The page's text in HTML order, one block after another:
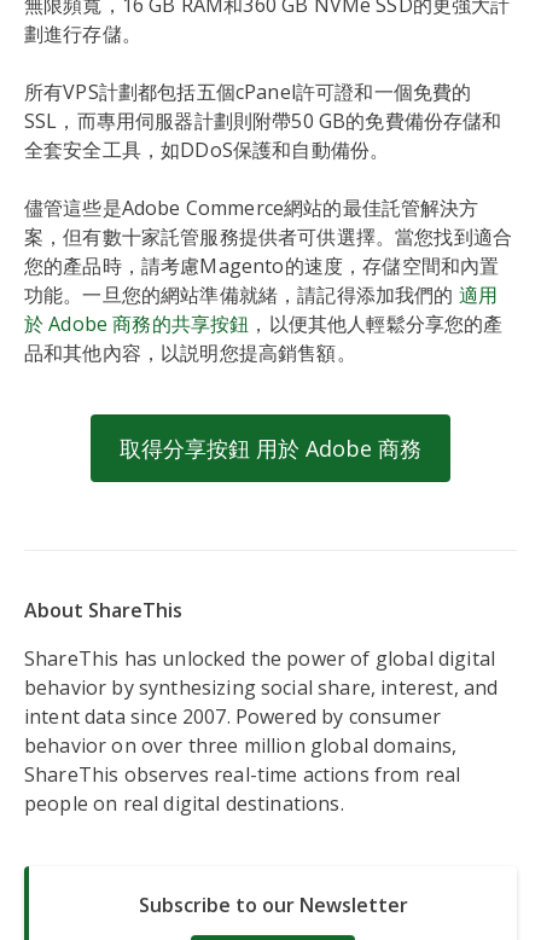
劃進行存儲。
所有VPS計劃都包括五個cPanel許可證和一個免費的
SSL，而專用伺服器計劃則附帶50 GB的免費備份存儲和
全套安全工具，如DDoS保護和自動備份。
儘管這些是Adobe Commerce網站的最佳託管解決方
案，但有數十家託管服務提供者可供選擇。當您找到適合
您的產品時，請考慮Magento的速度，存儲空間和內置
功能。一旦您的網站準備就緒，請記得添加我們的 適用
於 Adobe 商務的共享按鈕 ，以便其他人輕鬆分享您的產
品和其他內容，以説明您提高銷售額。
取得分享按鈕 用於 Adobe 商務
About ShareThis
ShareThis has unlocked the power of global digital
behavior by synthesizing social share, interest, and
intent data since 2007. Powered by consumer
behavior on over three million global domains,
ShareThis observes real-time actions from real
people on real digital destinations.
Subscribe to our Newsletter